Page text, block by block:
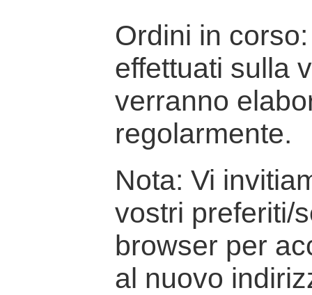
Ordini in
effettuati sulla
verranno
regolarmente.
Nota: Vi
vostri preferiti/
browser per
al nuovo